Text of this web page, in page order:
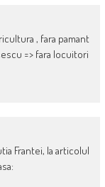
, fara pamant
=> fara locuitori
Frantei, la articolul